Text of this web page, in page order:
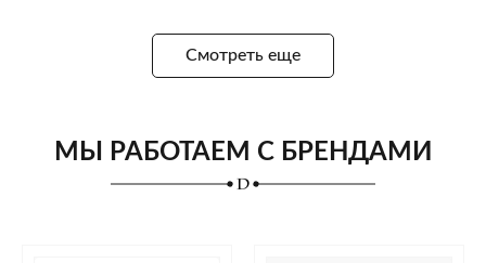
Смотреть еще
МЫ РАБОТАЕМ С БРЕНДАМИ